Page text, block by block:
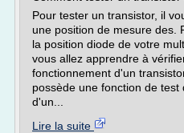
Pour tester un transistor, il
une position de mesure des.
la position diode de votre
vous allez apprendre à
fonctionnement d'un
possède une fonction de test
d'un...
Lire la suite